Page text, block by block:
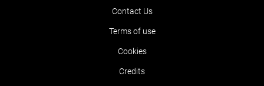
Contact Us
Terms of use
Cookies
Credits